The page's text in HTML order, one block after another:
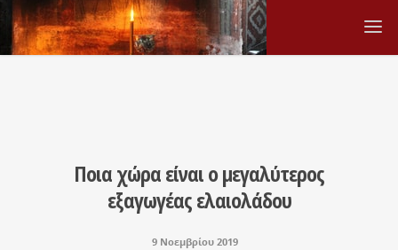
Ποια χώρα είναι ο μεγαλύτερος
εξαγωγέας ελαιολάδου
9 Νοεμβρίου 2019